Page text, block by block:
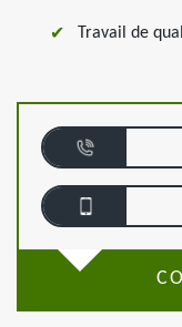
Travail de